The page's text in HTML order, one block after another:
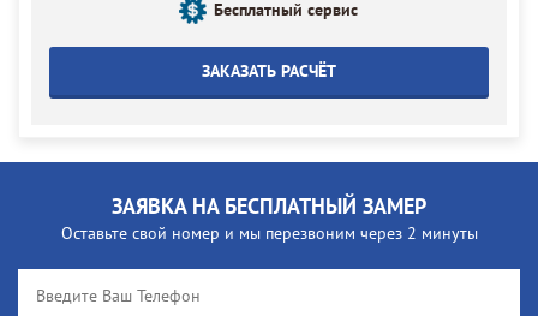
Бесплатный сервис
ЗАКАЗАТЬ РАСЧЁТ
ЗАЯВКА НА БЕСПЛАТНЫЙ ЗАМЕР
Оставьте свой номер и мы перезвоним через 2 минуты